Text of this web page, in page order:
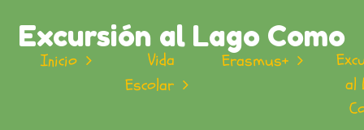
Excursión al Lago Como
Inicio
Vida
Escolar
Erasmus+
al